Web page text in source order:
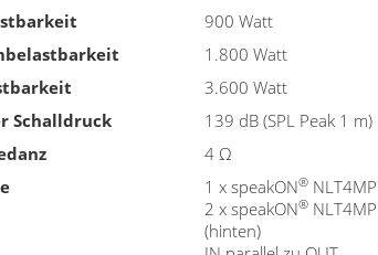
900 Watt
1.800 Watt
3.600 Watt
Schalldruck
139 dB (SPL Peak 1 m)
4 Ω
1 x speakON®
2 x speakON®
(hinten)